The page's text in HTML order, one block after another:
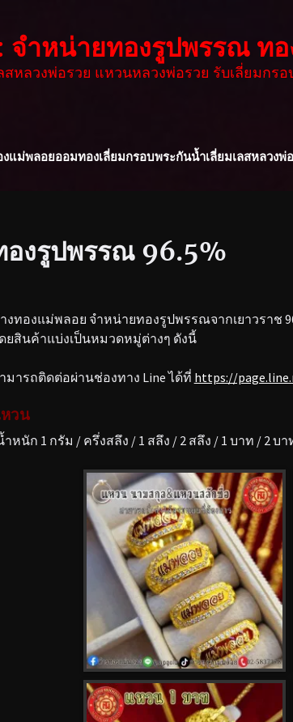
ำหน่ายทองรูปพรรณ ทอ
สหลวงพ่อรวย แหวนหลวงพ่อรวย รับเลี่ยมกร
งแม่พลอยออมทองเลี่ยมกรอบพระกันน้ำเลี่ยมเลสหลวงพ่
องรูปพรรณ 96.5%
งทองแม่พลอย จำหน่ายทองรูปพรรณจากเยาวราช
ยสินค้าแบ่งเป็นหมวดหมู่ต่างๆ ดังนี้
มารถติดต่อผ่านช่องทาง Line ได้ที่ https://
วน
ำหนัก 1 กรัม / ครึ่งสลึง / 1 สลึง / 2 สลึง / 1 บาท / 2 บา